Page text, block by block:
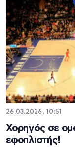
26.03.2026, 10:51
Χορηγός σε
εφοπλιστής!